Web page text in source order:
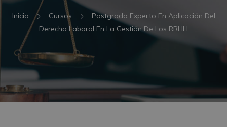
Inicio Cursos
Postgrado Experto En Aplicación Del
Derecho Laboral En La Gestión De Los RRHH